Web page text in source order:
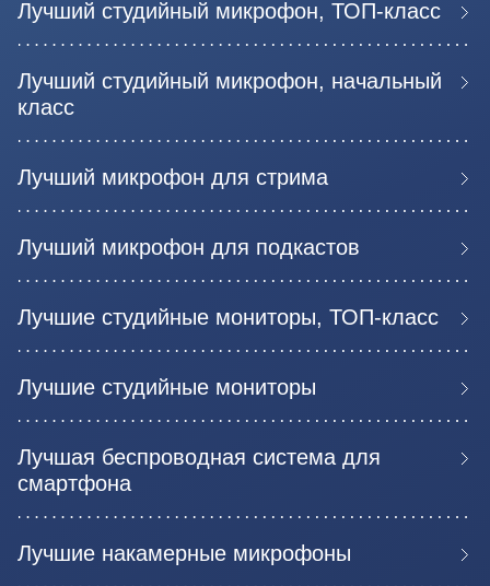
Лучший студийный микрофон, ТОП-класс
Лучший студийный микрофон, начальный
класс
Лучший микрофон для стрима
Лучший микрофон для подкастов
Лучшие студийные мониторы, ТОП-класс
Лучшие студийные мониторы
Лучшая беспроводная система для
смартфона
Лучшие накамерные микрофоны